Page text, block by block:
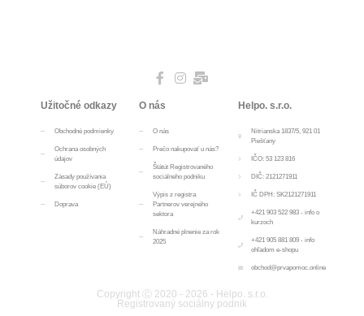
Užitočné odkazy
Obchodné podmienky
Ochrana osobných
údajov
Zásady používania
súborov cookie (EÚ)
Doprava
O nás
O nás
Prečo nakupovať u nás?
Štátút Registrovaného
sociálneho podniku
Výpis z registra
Partnerov verejného
sektora
Náhradné plnenie za rok
2025
Helpo. s.r.o.
Nitrianska 1837/5, 921 01
Piešťany
IČO: 53 123 816
DIČ: 2121271911
IČ DPH: SK2121271911
+421 903 522 983 - info o
kurzoch
+421 905 881 809 - info
ohľadom e-shopu
obchod@prvapomoc.online
Copyright Ⓒ 2020 - 2026 - Helpo. s.r.o.
Registrovaný sociálny podnik